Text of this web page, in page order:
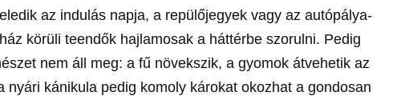
az indulás napja, a repülőjegyek vagy az autópálya-
körüli teendők hajlamosak a háttérbe szorulni. Pedig
nem áll meg: a fű növekszik, a gyomok átvehetik az
nyári kánikula pedig komoly károkat okozhat a gondosan